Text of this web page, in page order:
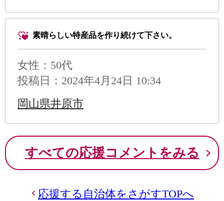
素晴らしい特産品を作り続けて下さい。
女性：50代
投稿日：2024年4月24日 10:34
岡山県井原市
すべての応援コメントをみる
応援する自治体をさがすTOPへ